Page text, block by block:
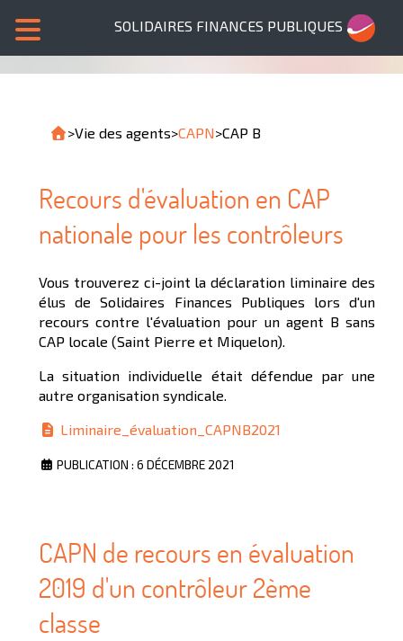
SOLIDAIRES FINANCES PUBLIQUES
>Vie des agents>CAPN>CAP B
Recours d'évaluation en CAP
nationale pour les contrôleurs
Vous trouverez ci-joint la déclaration liminaire des
élus de Solidaires Finances Publiques lors d'un
recours contre l'évaluation pour un agent B sans
CAP locale (Saint Pierre et Miquelon).
La situation individuelle était défendue par une
autre organisation syndicale.
Liminaire_évaluation_CAPNB2021
PUBLICATION : 6 DÉCEMBRE 2021
CAPN de recours en évaluation
2019 d'un contrôleur 2ème
classe